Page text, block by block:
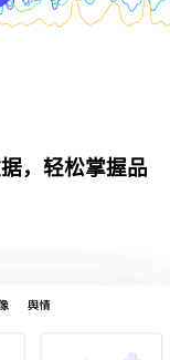
，轻松掌握品